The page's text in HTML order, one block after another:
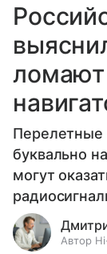
Перелетные
буквально
могут
Автор